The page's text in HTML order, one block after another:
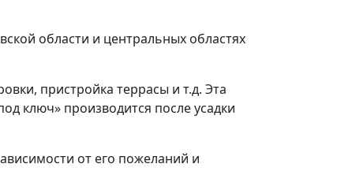
области и центральных областях
пристройка террасы и т.д. Эта
ключ» производится после усадки
от его пожеланий и